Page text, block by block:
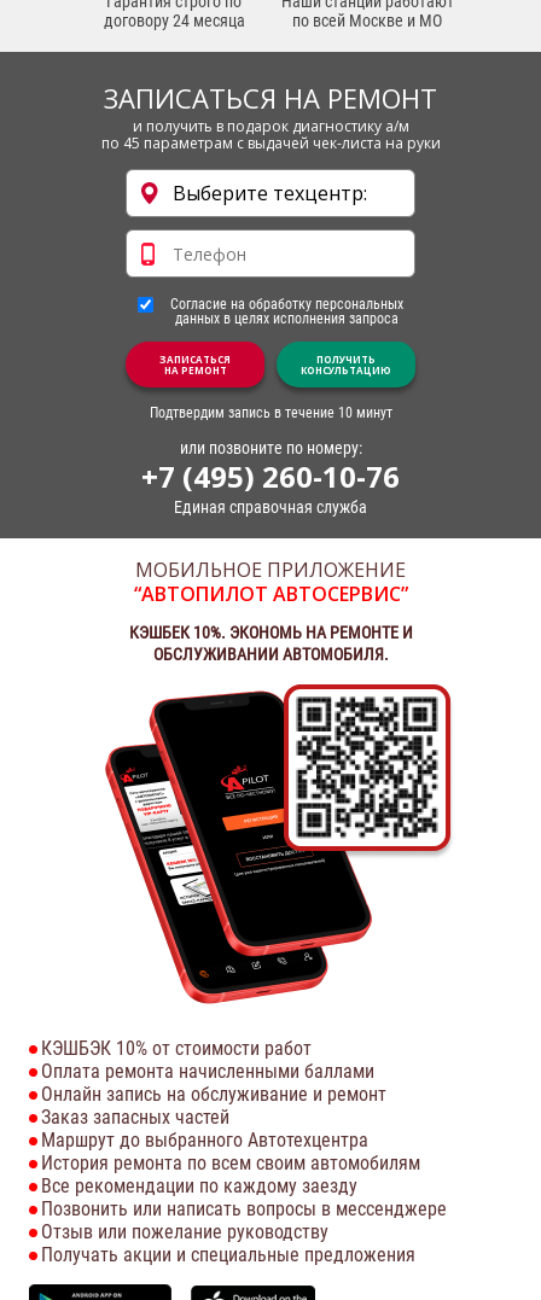
договору 24 месяца
по всей Москве и МО
ЗАПИСАТЬСЯ НА РЕМОНТ
и получить в подарок диагностику а/м
по 45 параметрам с выдачей чек-листа на руки
Согласие на обработку персональных
данных в целях исполнения запроса
ЗАПИСАТЬСЯ
НА РЕМОНТ
ПОЛУЧИТЬ
КОНСУЛЬТАЦИЮ
Подтвердим запись в течение 10 минут
или позвоните по номеру:
+7 (495) 260-10-76
Единая справочная служба
МОБИЛЬНОЕ ПРИЛОЖЕНИЕ
“АВТОПИЛОТ АВТОСЕРВИС”
КЭШБЕК 10%. ЭКОНОМЬ НА РЕМОНТЕ И
ОБСЛУЖИВАНИИ АВТОМОБИЛЯ.
КЭШБЭК 10% от стоимости работ
Оплата ремонта начисленными баллами
Онлайн запись на обслуживание и ремонт
Заказ запасных частей
Маршрут до выбранного Автотехцентра
История ремонта по всем своим автомобилям
Все рекомендации по каждому заезду
Позвонить или написать вопросы в мессенджере
Отзыв или пожелание руководству
Получать акции и специальные предложения